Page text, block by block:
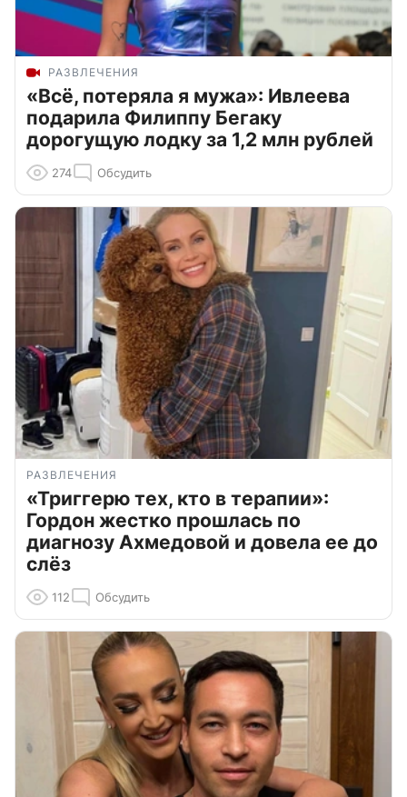
РАЗВЛЕЧЕНИЯ
«Всё, потеряла я мужа»: Ивлеева
подарила Филиппу Бегаку
дорогущую лодку за 1,2 млн рублей
274 Обсудить
РАЗВЛЕЧЕНИЯ
«Триггерю тех, кто в терапии»:
Гордон жестко прошлась по
диагнозу Ахмедовой и довела ее до
слёз
112 Обсудить